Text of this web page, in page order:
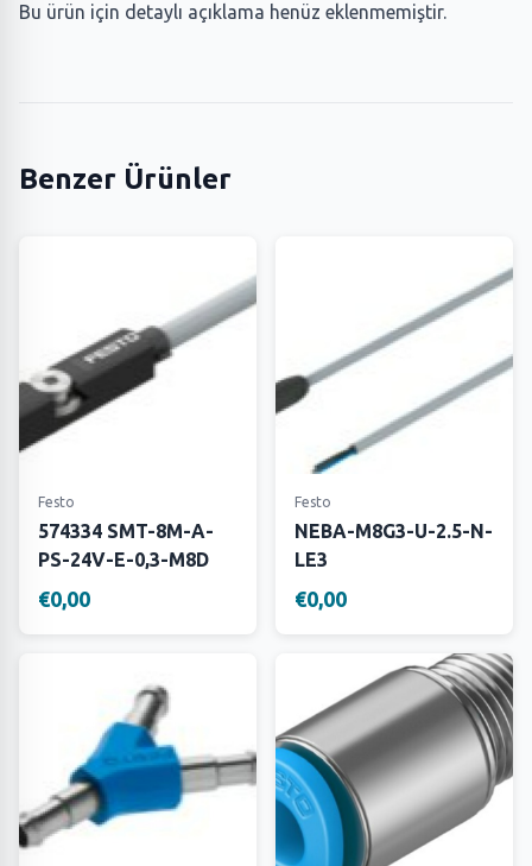
Bu ürün için detaylı açıklama henüz eklenmemiştir.
Benzer Ürünler
Festo
574334 SMT-8M-A-
PS-24V-E-0,3-M8D
€0,00
Festo
NEBA-M8G3-U-2.5-N-
LE3
€0,00